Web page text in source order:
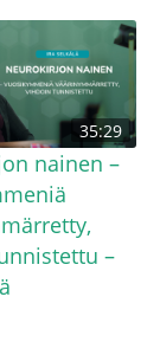
35:29
nainen –
–